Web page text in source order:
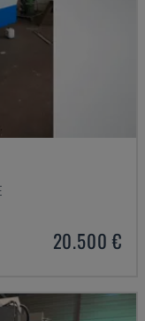
20.500 €